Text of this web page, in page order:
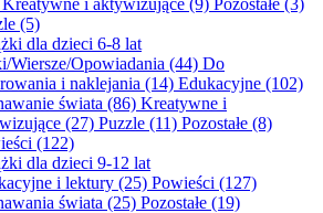
Kreatywne i aktywizujące (9) Pozostałe (3)
(5)
dla dzieci 6-8 lat
Wiersze/Opowiadania (44) Do
i naklejania (14) Edukacyjne (102)
świata (86) Kreatywne i
(27) Puzzle (11) Pozostałe (8)
(122)
dla dzieci 9-12 lat
i lektury (25) Powieści (127)
świata (25) Pozostałe (19)